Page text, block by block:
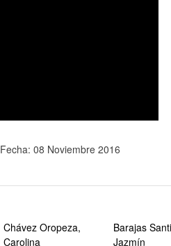
Fecha: 08 Noviembre 2016
Chávez Oropeza,
Carolina
Barajas
Jazmín